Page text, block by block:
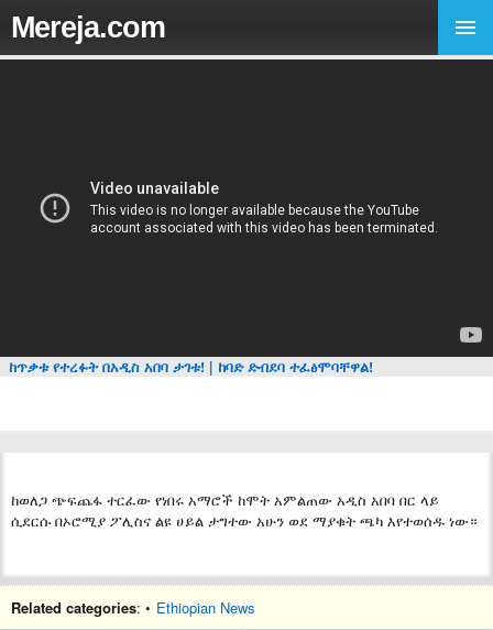
Mereja.com
ከጥቃቱ የተረፉት በአዲስ አበባ ታገቱ! | ከባድ ድብደባ ተፈፅሞባቸዋል!
ከወለጋ ጭፍጨፋ ተርፈው የነበሩ አማሮች ከሞት አምልጠው አዲስ አበባ በር ላይ
ሲደርሱ በኦሮሚያ ፖሊስና ልዩ ሀይል ታግተው አሁን ወደ ማያቁት ጫካ እየተወሰዱ ነው።
Related categories: • Ethiopian News